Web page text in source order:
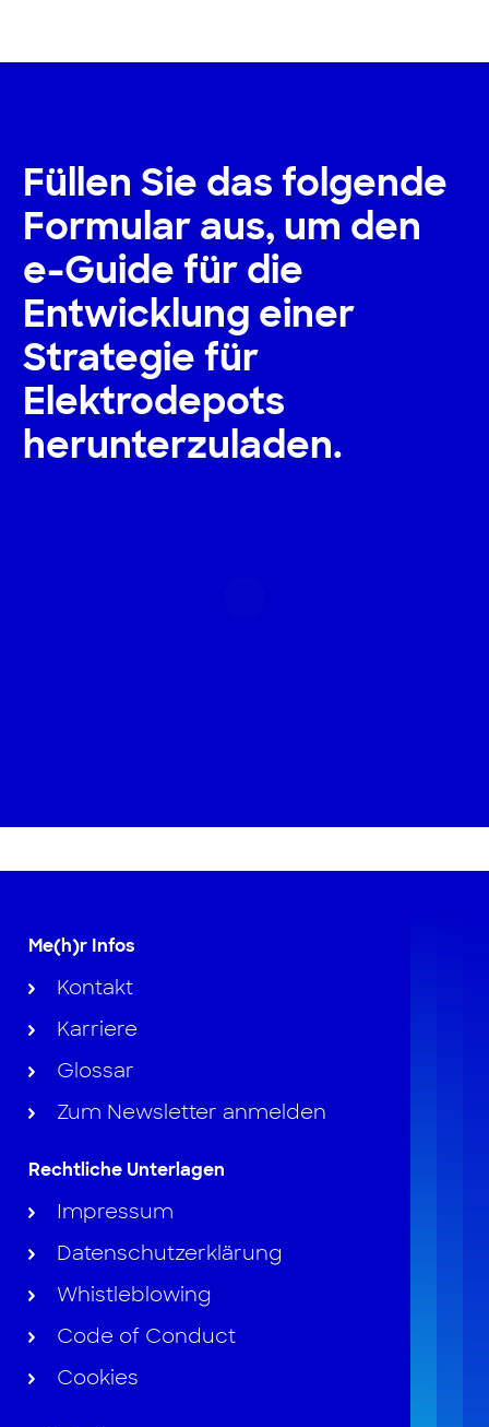
Füllen Sie das folgende
Formular aus, um den
e-Guide für die
Entwicklung einer
Strategie für
Elektrodepots
herunterzuladen.
Me(h)r Infos
Kontakt
Karriere
Glossar
Zum Newsletter anmelden
Rechtliche Unterlagen
Impressum
Datenschutzerklärung
Whistleblowing
Code of Conduct
Cookies